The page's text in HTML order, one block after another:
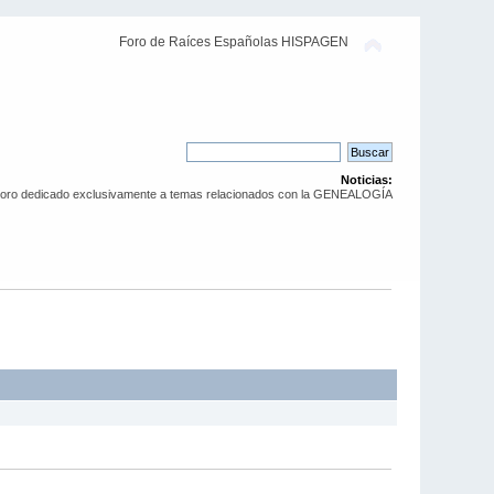
Foro de Raíces Españolas HISPAGEN
Noticias:
dedicado exclusivamente a temas relacionados con la GENEALOGÍA